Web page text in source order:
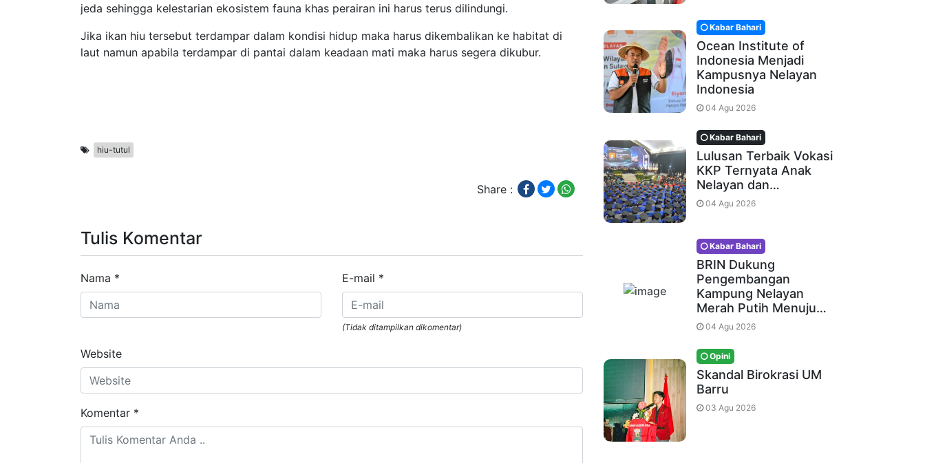
jeda sehingga kelestarian ekosistem fauna khas perairan ini harus terus dilindungi.
Jika ikan hiu tersebut terdampar dalam kondisi hidup maka harus dikembalikan ke habitat di
laut namun apabila terdampar di pantai dalam keadaan mati maka harus segera dikubur.
hiu-tutul
Share :
Tulis Komentar
Nama * E-mail *
(Tidak ditampilkan dikomentar)
Website
Komentar *
Kabar Bahari
Ocean Institute of
Indonesia Menjadi
Kampusnya Nelayan
Indonesia
04 Agu 2026
Kabar Bahari
Lulusan Terbaik Vokasi
KKP Ternyata Anak
Nelayan dan…
04 Agu 2026
Kabar Bahari
BRIN Dukung
Pengembangan
Kampung Nelayan
Merah Putih Menuju…
04 Agu 2026
Opini
Skandal Birokrasi UM
Barru
03 Agu 2026